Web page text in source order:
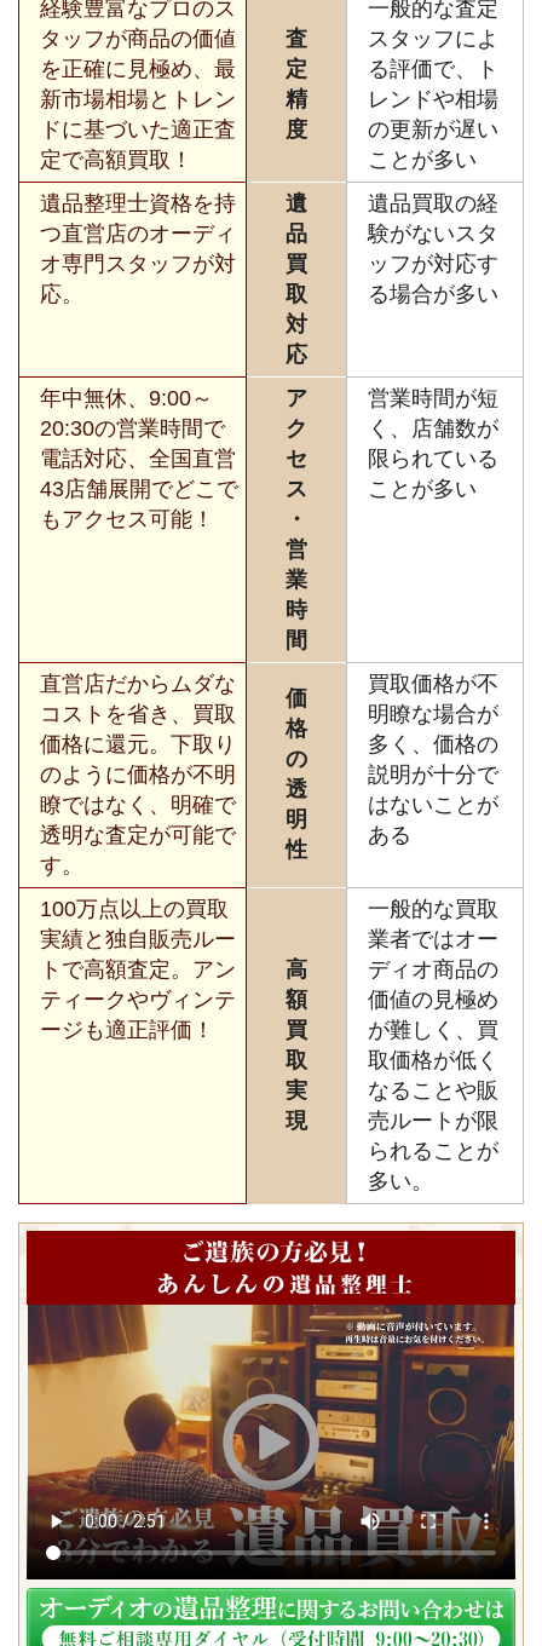
経験豊富なプロのス
タッフが商品の価値
を正確に見極め、最
新市場相場とトレン
ドに基づいた適正査
定で高額買取！
査
定
精
度
一般的な査定
スタッフによ
る評価で、ト
レンドや相場
の更新が遅い
ことが多い
遺品整理士資格を持
つ直営店のオーディ
オ専門スタッフが対
応。
遺
品
買
取
対
応
遺品買取の経
験がないスタ
ッフが対応す
る場合が多い
年中無休、9:00～
20:30の営業時間で
電話対応、全国直営
43店舗展開でどこで
もアクセス可能！
ア
ク
セ
ス
・
営
業
時
間
営業時間が短
く、店舗数が
限られている
ことが多い
直営店だからムダな
コストを省き、買取
価格に還元。下取り
のように価格が不明
瞭ではなく、明確で
透明な査定が可能で
す。
価
格
の
透
明
性
買取価格が不
明瞭な場合が
多く、価格の
説明が十分で
はないことが
ある
100万点以上の買取
実績と独自販売ルー
トで高額査定。アン
ティークやヴィンテ
ージも適正評価！
高
額
買
取
実
現
一般的な買取
業者ではオー
ディオ商品の
価値の見極め
が難しく、買
取価格が低く
なることや販
売ルートが限
られることが
多い。